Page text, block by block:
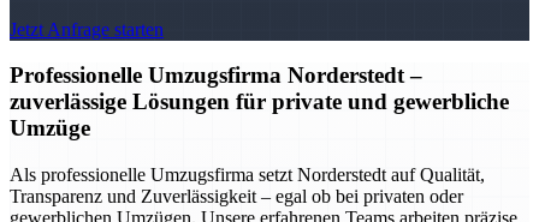
Jetzt Anfrage starten
Professionelle Umzugsfirma Norderstedt –
zuverlässige Lösungen für private und gewerbliche
Umzüge
Als professionelle Umzugsfirma setzt Norderstedt auf Qualität,
Transparenz und Zuverlässigkeit – egal ob bei privaten oder
gewerblichen Umzügen. Unsere erfahrenen Teams arbeiten präzise